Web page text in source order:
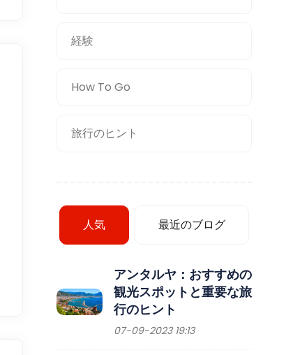
経験
How To Go
旅行のヒント
人気 最近のブログ
アンタルヤ：おすすめの
観光スポットと重要な旅
行のヒント
07-09-2023 19:13